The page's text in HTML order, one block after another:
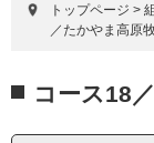
トップページ >
／たかやま高原
文
コース18